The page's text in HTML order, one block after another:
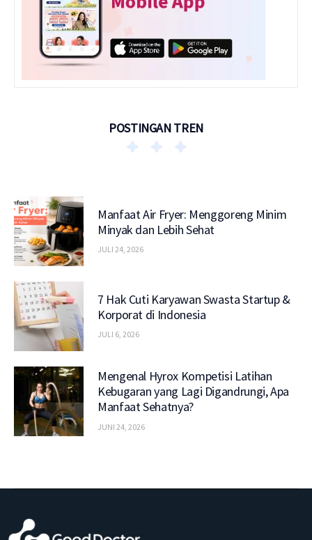
POSTINGAN TREN
Manfaat Air Fryer: Menggoreng Minim
Minyak dan Lebih Sehat
JULI 24, 2026
7 Hak Cuti Karyawan Swasta Startup &
Korporat di Indonesia
JULI 6, 2026
Mengenal Hyrox Kompetisi Latihan
Kebugaran yang Lagi Digandrungi, Apa
Manfaat Sehatnya?
JUNI 24, 2026